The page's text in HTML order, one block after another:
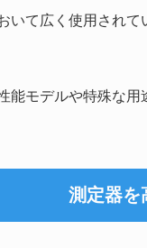
いて広く使用され
能モデルや特殊な
測定器を